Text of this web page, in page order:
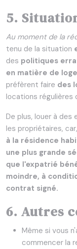
5.
Au moment de la
tenu de la situation
des politiques
en matière de
préfèrent faire des
locations régulières
De plus, louer à
les propriétaires,
à la résidence
une plus grande
que l'expatrié
moindre, à
contrat signé.
6. Autres
Même si vous
commencer la